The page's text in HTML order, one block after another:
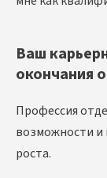
Ваш
окончания
Профессия
возможности и
роста.